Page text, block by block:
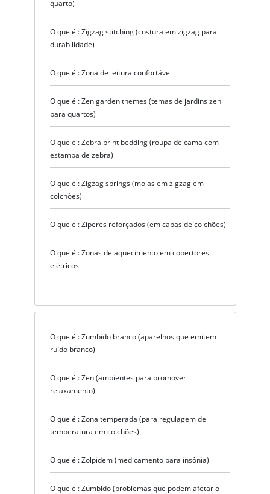
quarto)
O que é : Zigzag stitching (costura em zigzag para
durabilidade)
O que é : Zona de leitura confortável
O que é : Zen garden themes (temas de jardins zen
para quartos)
O que é : Zebra print bedding (roupa de cama com
estampa de zebra)
O que é : Zigzag springs (molas em zigzag em
colchões)
O que é : Zíperes reforçados (em capas de colchões)
O que é : Zonas de aquecimento em cobertores
elétricos
O que é : Zumbido branco (aparelhos que emitem
ruído branco)
O que é : Zen (ambientes para promover
relaxamento)
O que é : Zona temperada (para regulagem de
temperatura em colchões)
O que é : Zolpidem (medicamento para insônia)
O que é : Zumbido (problemas que podem afetar o